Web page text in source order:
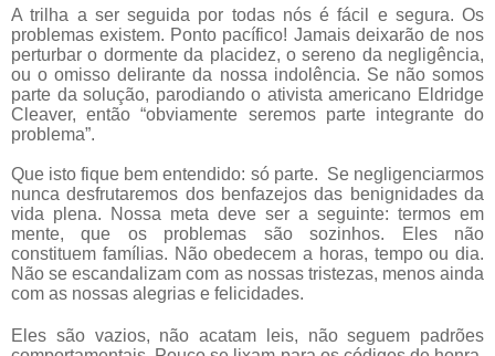
A trilha a ser seguida por todas nós é fácil e segura. Os
problemas existem. Ponto pacífico! Jamais deixarão de nos
perturbar o dormente da placidez, o sereno da negligência,
ou o omisso delirante da nossa indolência. Se não somos
parte da solução, parodiando o ativista americano Eldridge
Cleaver, então “obviamente seremos parte integrante do
problema”.
Que isto fique bem entendido: só parte. Se negligenciarmos
nunca desfrutaremos dos benfazejos das benignidades da
vida plena. Nossa meta deve ser a seguinte: termos em
mente, que os problemas são sozinhos. Eles não
constituem famílias. Não obedecem a horas, tempo ou dia.
Não se escandalizam com as nossas tristezas, menos ainda
com as nossas alegrias e felicidades.
Eles são vazios, não acatam leis, não seguem padrões